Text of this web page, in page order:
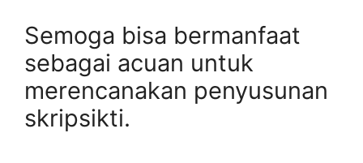
Semoga bisa bermanfaat
sebagai acuan untuk
merencanakan penyusunan
skripsikti.